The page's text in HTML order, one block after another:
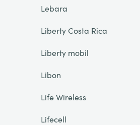
Lebara
Liberty Costa Rica
Liberty mobil
Libon
Life Wireless
Lifecell